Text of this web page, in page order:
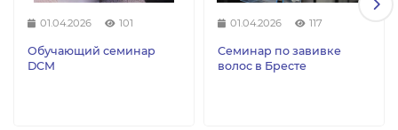
01.04.2026 101
Обучающий семинар
DCM
01.04.2026 117
Семинар по завивке
волос в Бресте